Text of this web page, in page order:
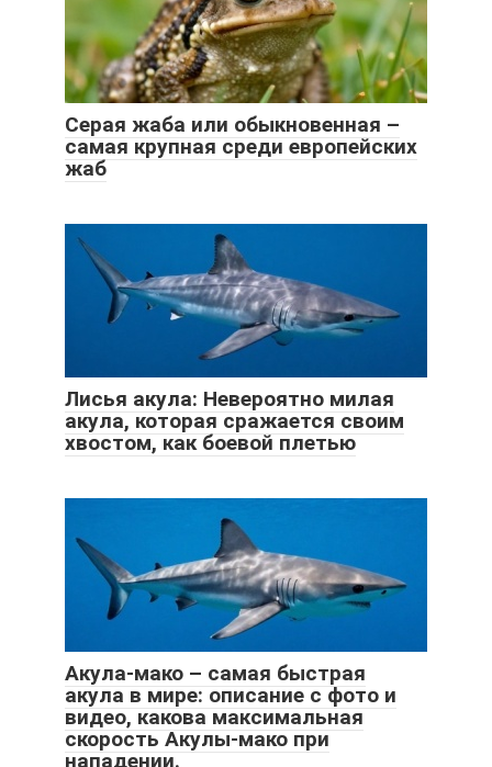
Серая жаба или обыкновенная –
самая крупная среди европейских
жаб
Лисья акула: Невероятно милая
акула, которая сражается своим
хвостом, как боевой плетью
Акула-мако – самая быстрая
акула в мире: описание с фото и
видео, какова максимальная
скорость Акулы-мако при
нападении.